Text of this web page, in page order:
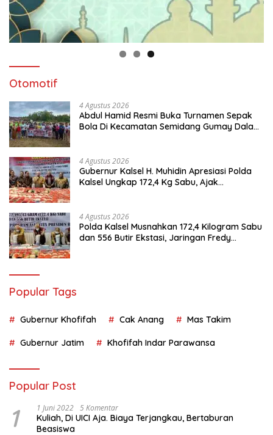
Otomotif
4 Agustus 2026
Abdul Hamid Resmi Buka Turnamen Sepak
Bola Di Kecamatan Semidang Gumay Dalam
4 Agustus 2026
Gubernur Kalsel H. Muhidin Apresiasi Polda
Kalsel Ungkap 172,4 Kg Sabu, Ajak
4 Agustus 2026
Polda Kalsel Musnahkan 172,4 Kilogram Sabu
dan 556 Butir Ekstasi, Jaringan Fredy
Popular Tags
Gubernur Khofifah Cak Anang Mas Takim
Gubernur Jatim Khofifah Indar Parawansa
Popular Post
1 1 Juni 2022 5 Komentar
Kuliah, Di UICI Aja. Biaya Terjangkau, Bertaburan
Beasiswa